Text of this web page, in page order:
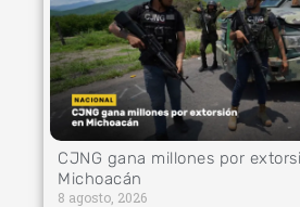
CJNG gana millones por
Michoacán
8 agosto, 2026